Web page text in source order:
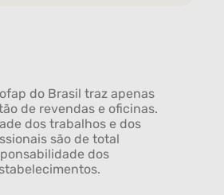
do Brasil traz apenas
de revendas e oficinas.
dos trabalhos e dos
são de total
dos